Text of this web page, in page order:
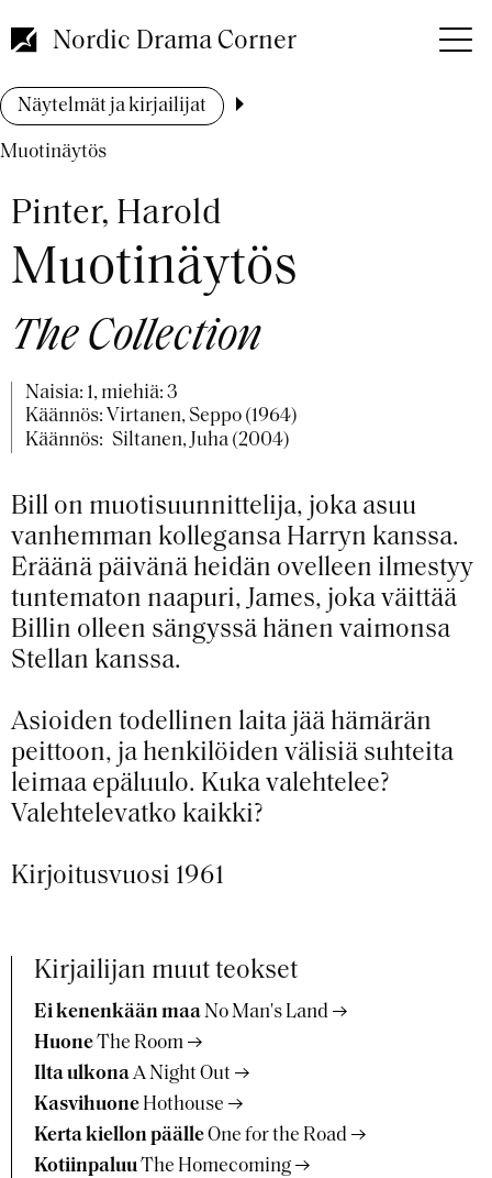
pääsisältöön
Nordic Drama Corner
Murupolku
Näytelmät ja kirjailijat
Muotinäytös
Pinter, Harold
Muotinäytös
The Collection
Naisia: 1, miehiä: 3
Käännös: Virtanen, Seppo (1964)
Käännös: Siltanen, Juha (2004)
Bill on muotisuunnittelija, joka asuu
vanhemman kollegansa Harryn kanssa.
Eräänä päivänä heidän ovelleen ilmestyy
tuntematon naapuri, James, joka väittää
Billin olleen sängyssä hänen vaimonsa
Stellan kanssa.
Asioiden todellinen laita jää hämärän
peittoon, ja henkilöiden välisiä suhteita
leimaa epäluulo. Kuka valehtelee?
Valehtelevatko kaikki?
Kirjoitusvuosi 1961
Kirjailijan muut teokset
Ei kenenkään maaNo Man's Land
HuoneThe Room
Ilta ulkonaA Night Out
Kasvihuone Hothouse
Kerta kiellon päälleOne for the Road
KotiinpaluuThe Homecoming